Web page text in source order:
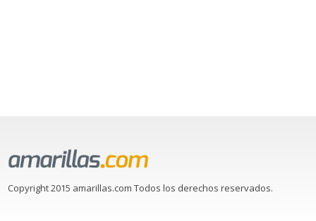
Copyright 2015 amarillas.com Todos los derechos reservados.